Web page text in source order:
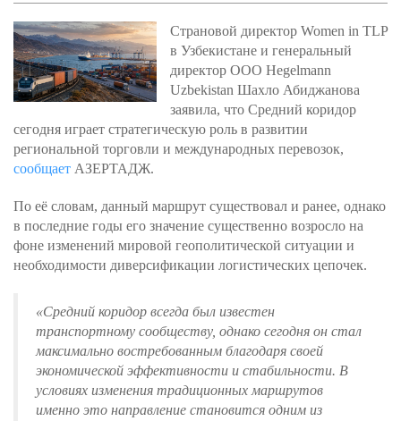
Страновой директор Women in TLP
в Узбекистане и генеральный
директор ООО Hegelmann
Uzbekistan Шахло Абиджанова
заявила, что Средний коридор
сегодня играет стратегическую роль в развитии
региональной торговли и международных перевозок,
сообщает АЗЕРТАДЖ.
По её словам, данный маршрут существовал и ранее, однако
в последние годы его значение существенно возросло на
фоне изменений мировой геополитической ситуации и
необходимости диверсификации логистических цепочек.
«Средний коридор всегда был известен
транспортному сообществу, однако сегодня он стал
максимально востребованным благодаря своей
экономической эффективности и стабильности. В
условиях изменения традиционных маршрутов
именно это направление становится одним из